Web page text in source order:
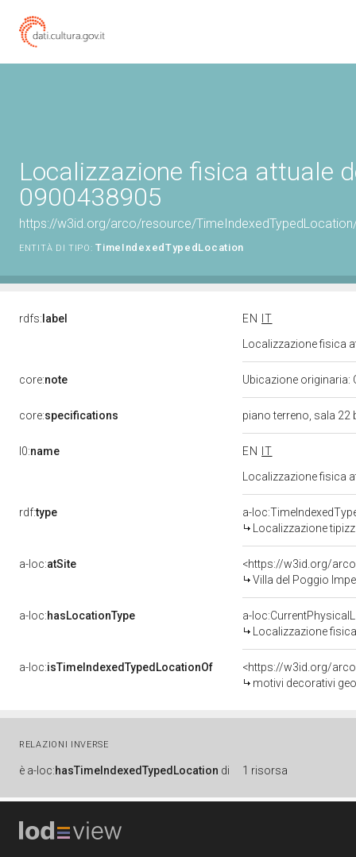
Localizzazione fisica attuale
0900438905
https://w3id.org/arco/resource/
ENTITÀ DI TIPO: TimeIndexedTypedLocation
rdfs: label EN
IT
Localizzazione fisica
core:note Ubicazione originaria:
core:specifications piano terreno, sala 22
l0:name EN
IT
Localizzazione fisica
rdf:type
a-
Localizzazione
a-loc:atSite
<https://w3id.org/
Villa del Poggio
a-loc:hasLocationType
a-
Localizzazione
a-loc:isTimeIndexedTypedLocationOf
<https://w3id.org/
motivi decorativi
RELAZIONI INVERSE
è a-loc:hasTimeIndexedTypedLocation di 1 risorsa